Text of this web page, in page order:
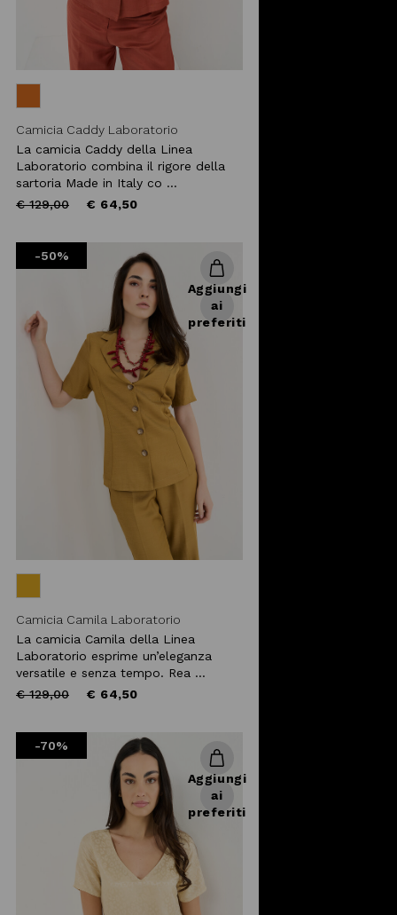
Camicia Caddy Laboratorio
La camicia Caddy della Linea
Laboratorio combina il rigore della
sartoria Made in Italy co ...
Price
€ 129,00to € 64,50
-50%
Aggiungi
ai
preferiti
Camicia Camila Laboratorio
La camicia Camila della Linea
Laboratorio esprime un’eleganza
versatile e senza tempo. Rea ...
Price
€ 129,00to € 64,50
-70%
Aggiungi
ai
preferiti